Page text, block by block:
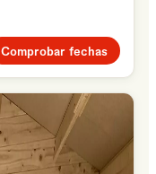
Comprobar fechas